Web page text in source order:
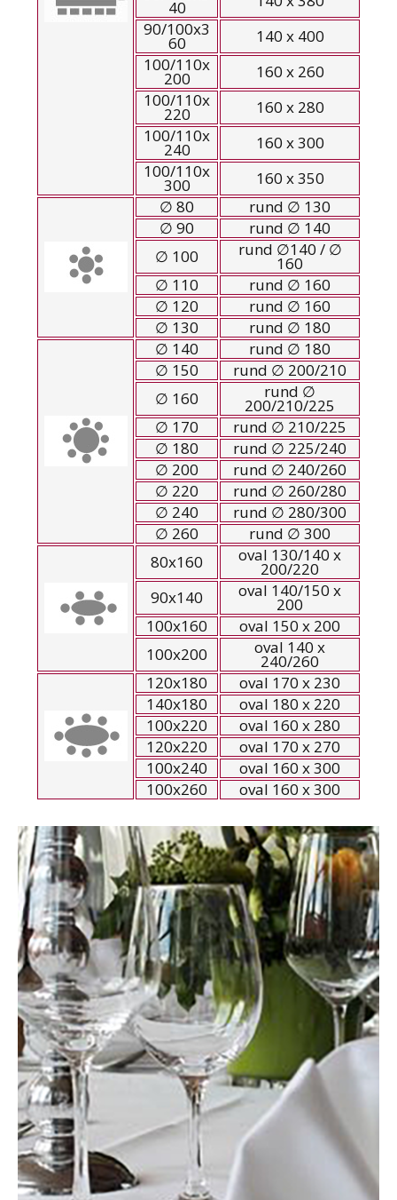
40
90/100x3
60
140 x 400
100/110x
200
160 x 260
100/110x
220
160 x 280
100/110x
240
160 x 300
100/110x
300
160 x 350
∅ 80
rund ∅ 130
∅ 90
rund ∅ 140
∅ 100
rund ∅140 / ∅
160
∅ 110
rund ∅ 160
∅ 120
rund ∅ 160
∅ 130
rund ∅ 180
∅ 140
rund ∅ 180
∅ 150
rund ∅ 200/210
∅ 160
rund ∅
200/210/225
∅ 170
rund ∅ 210/225
∅ 180
rund ∅ 225/240
∅ 200
rund ∅ 240/260
∅ 220
rund ∅ 260/280
∅ 240
rund ∅ 280/300
∅ 260
rund ∅ 300
80x160
oval 130/140 x
200/220
90x140
oval 140/150 x
200
100x160
oval 150 x 200
100x200
oval 140 x
240/260
120x180
oval 170 x 230
140x180
oval 180 x 220
100x220
oval 160 x 280
120x220
oval 170 x 270
100x240
oval 160 x 300
100x260
oval 160 x 300